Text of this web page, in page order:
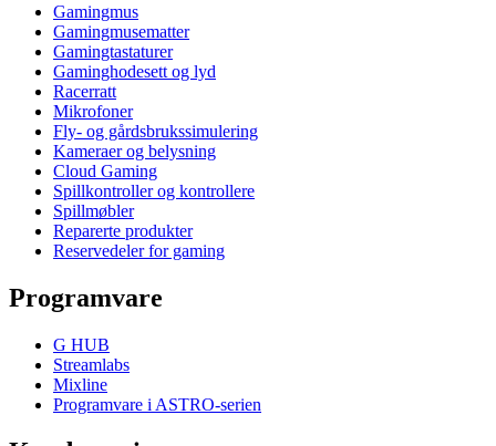
Gamingmus
Gamingmusematter
Gamingtastaturer
Gaminghodesett og lyd
Racerratt
Mikrofoner
Fly- og gårdsbrukssimulering
Kameraer og belysning
Cloud Gaming
Spillkontroller og kontrollere
Spillmøbler
Reparerte produkter
Reservedeler for gaming
Programvare
G HUB
Streamlabs
Mixline
Programvare i ASTRO-serien